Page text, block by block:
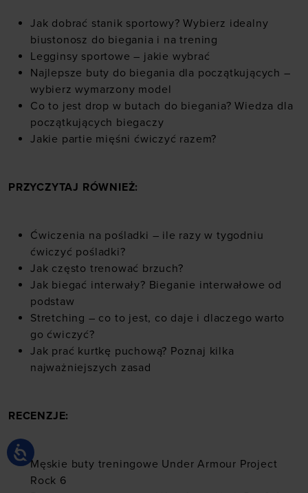
Jak dobrać stanik sportowy? Wybierz idealny
biustonosz do biegania i na trening
Legginsy sportowe – jakie wybrać
Najlepsze buty do biegania dla początkujących –
wybierz wymarzony model
Co to jest drop w butach do biegania? Wiedza dla
początkujących biegaczy
Jakie partie mięśni ćwiczyć razem?
PRZYCZYTAJ RÓWNIEŻ:
Ćwiczenia na pośladki – ile razy w tygodniu
ćwiczyć pośladki?
Jak często trenować brzuch?
Jak biegać interwały? Bieganie interwałowe od
podstaw
Stretching – co to jest, co daje i dlaczego warto
go ćwiczyć?
Jak prać kurtkę puchową? Poznaj kilka
najważniejszych zasad
RECENZJE:
Męskie buty treningowe Under Armour Project
Rock 6